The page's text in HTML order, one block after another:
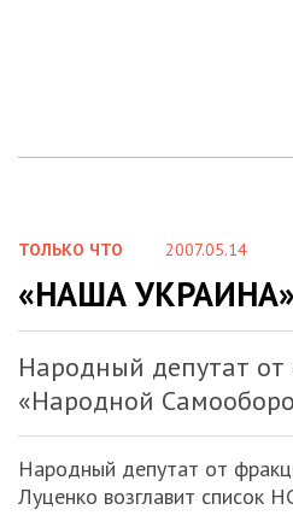
ТОЛЬКО ЧТО 2007.05.14
«НАША
Народный депутат
«Народной
Народный депутат от
Луценко возглавит список